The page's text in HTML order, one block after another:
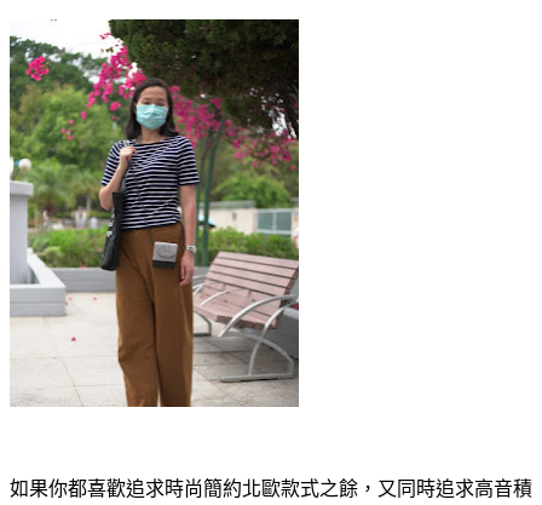
如果你都喜歡追求時尚簡約北歐款式之餘，又同時追求高音積